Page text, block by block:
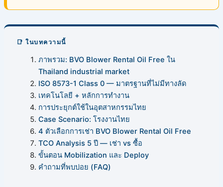
📑 ในบทความนี้
ภาพรวม: BVO Blower Rental Oil Free ใน
Thailand industrial market
ISO 8573-1 Class 0 — มาตรฐานที่ไม่มีทางลัด
เทคโนโลยี + หลักการทำงาน
การประยุกต์ใช้ในอุตสาหกรรมไทย
Case Scenario: โรงงานไทย
4 ตัวเลือกการเช่า BVO Blower Rental Oil Free
TCO Analysis 5 ปี — เช่า vs ซื้อ
ขั้นตอน Mobilization และ Deploy
คำถามที่พบบ่อย (FAQ)